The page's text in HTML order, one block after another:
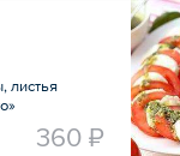
листья
360 ₽